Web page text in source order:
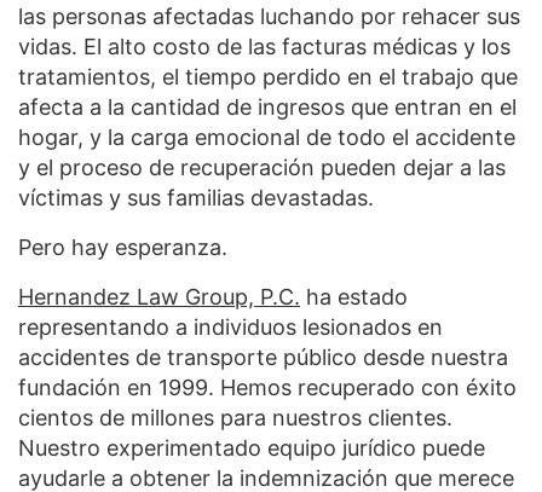
las personas afectadas luchando por rehacer sus
vidas. El alto costo de las facturas médicas y los
tratamientos, el tiempo perdido en el trabajo que
afecta a la cantidad de ingresos que entran en el
hogar, y la carga emocional de todo el accidente
y el proceso de recuperación pueden dejar a las
víctimas y sus familias devastadas.
Pero hay esperanza.
Hernandez Law Group, P.C. ha estado
representando a individuos lesionados en
accidentes de transporte público desde nuestra
fundación en 1999. Hemos recuperado con éxito
cientos de millones para nuestros clientes.
Nuestro experimentado equipo jurídico puede
ayudarle a obtener la indemnización que merece